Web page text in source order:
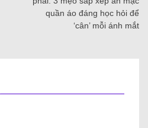
quần áo đáng học hỏi để
‘cân’ mỗi ánh mắt